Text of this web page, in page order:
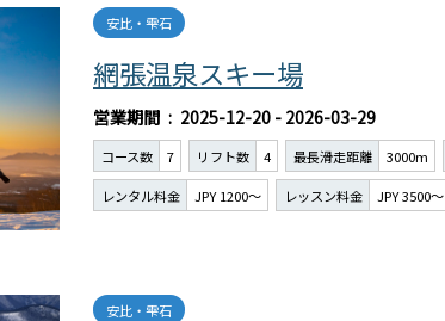
網張温泉スキー場
安比・雫石
営業期間 2025-12-20 - 2026-03-29
コース数 7 リフト数 4 最長滑走距離 3000m
レンタル料金 JPY 1200～ レッスン料金 JPY 3500～
安比・雫石